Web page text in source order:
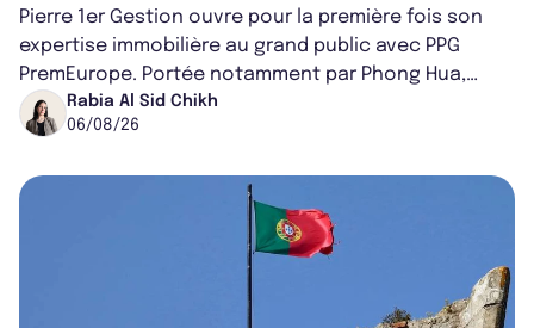
Pierre 1er Gestion ouvre pour la première fois son
expertise immobilière au grand public avec PPG
PremEurope. Portée notamment par Phong Hua,
ancien directeur des investissements d...
Rabia Al Sid Chikh
06/08/26